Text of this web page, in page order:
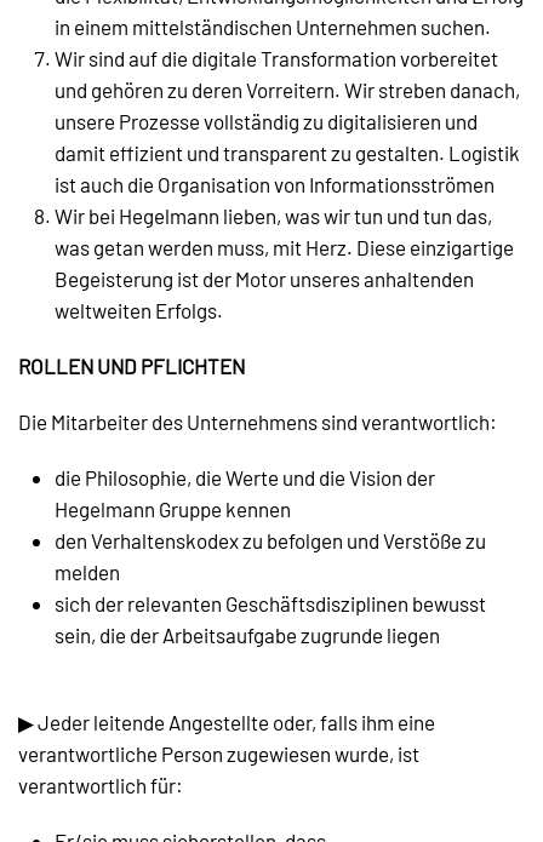
in einem mittelständischen Unternehmen suchen.
Wir sind auf die digitale Transformation vorbereitet
und gehören zu deren Vorreitern. Wir streben danach,
unsere Prozesse vollständig zu digitalisieren und
damit effizient und transparent zu gestalten. Logistik
ist auch die Organisation von Informationsströmen
Wir bei Hegelmann lieben, was wir tun und tun das,
was getan werden muss, mit Herz. Diese einzigartige
Begeisterung ist der Motor unseres anhaltenden
weltweiten Erfolgs.
ROLLEN UND PFLICHTEN
Die Mitarbeiter des Unternehmens sind verantwortlich:
die Philosophie, die Werte und die Vision der
Hegelmann Gruppe kennen
den Verhaltenskodex zu befolgen und Verstöße zu
melden
sich der relevanten Geschäftsdisziplinen bewusst
sein, die der Arbeitsaufgabe zugrunde liegen
▶ Jeder leitende Angestellte oder, falls ihm eine
verantwortliche Person zugewiesen wurde, ist
verantwortlich für: